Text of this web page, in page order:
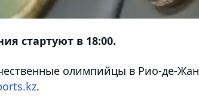
стартуют в 18:00.
олимпийцы в Рио-де-
.